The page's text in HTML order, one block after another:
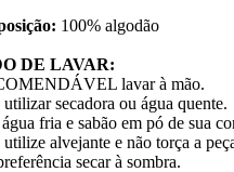
100% algodão
DE LAVAR:
lavar à mão.
secadora ou água quente.
fria e sabão em pó de sua
alvejante e não torça a
secar à sombra.